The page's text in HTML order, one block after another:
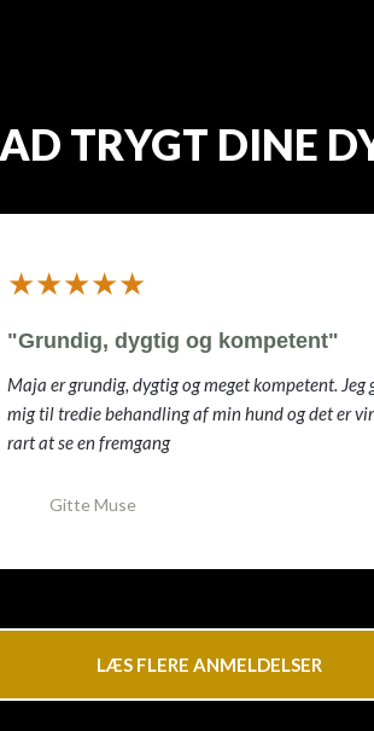
TRYGT DINE
​★★★★★
"Grundig, dygtig og kompetent"
Maja er grundig, dygtig og meget kompetent. Jeg
mig til tredie behandling af min hund og det er
rart at se en fremgang
Gitte Muse
LÆS FLERE ANMELDELSER